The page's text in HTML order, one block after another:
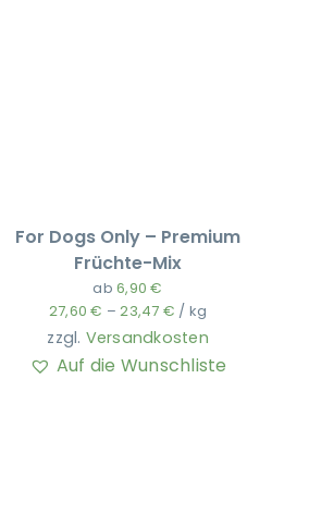
For Dogs Only – Premium
Früchte-Mix
ab6,90€
27,60€ –23,47 € / kg
zzgl. Versandkosten
Auf die Wunschliste